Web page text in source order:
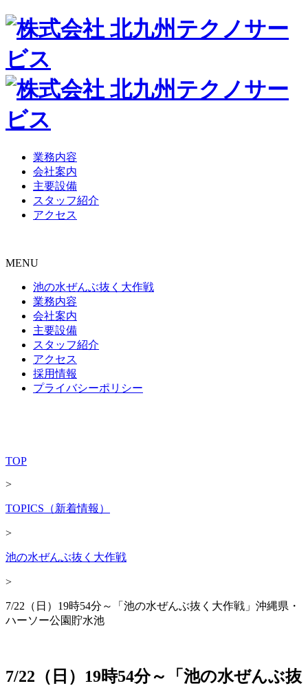
業務内容
会社案内
主要設備
スタッフ紹介
アクセス
MENU
池の水ぜんぶ抜く大作戦
業務内容
会社案内
主要設備
スタッフ紹介
アクセス
採用情報
プライバシーポリシー
TOP
>
TOPICS（新着情報）
>
池の水ぜんぶ抜く大作戦
>
7/22（日）19時54分～「池の水ぜんぶ抜く大作戦」沖縄県・
ハーソー公園貯水池
7/22（日）19時54分～「池の水ぜんぶ抜